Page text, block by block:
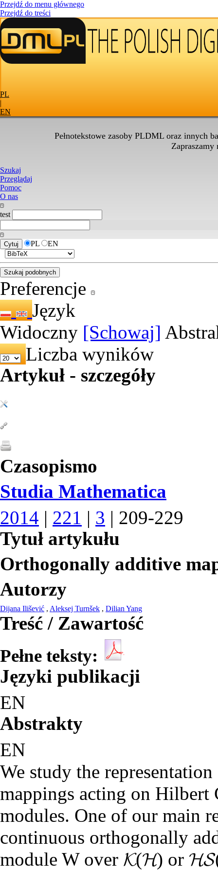
Przejdź do menu głównego
Przejdź do treści
PL
|
EN
Pełnotekstowe zasoby PLDML oraz innych
Zapraszamy
Szukaj
Przeglądaj
Pomoc
O nas
test
PL EN
Preferencje
Język
Widoczny [Schowaj]
Liczba wyników
Artykuł - szczegóły
Czasopismo
Studia Mathematica
2014 | 221 | 3 | 209-229
Tytuł artykułu
Orthogonally additive
Autorzy
Dijana Ilišević , Aleksej Turnšek , Dilian Yang
Treść / Zawartość
Pełne teksty:
Języki publikacji
EN
Abstrakty
EN
We study the
mappings acting on
modules. One of our main
continuous orthogonally
module W over 𝓚(𝓗) or